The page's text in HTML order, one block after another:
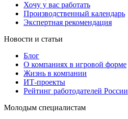
Хочу у вас работать
Производственный календарь
Экспертная рекомендация
Новости и статьи
Блог
О компаниях в игровой форме
Жизнь в компании
ИТ-проекты
Рейтинг работодателей России
Молодым специалистам